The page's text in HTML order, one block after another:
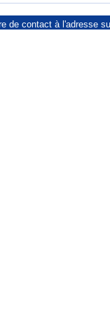
de contact à l'adresse